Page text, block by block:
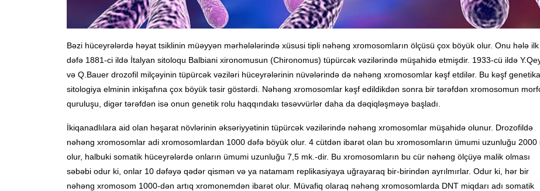
Bəzi hüceyrələrdə həyat tsiklinin müəyyən mərhələlərində xüsusi tipli nəhəng xromosomların ölçüsü çox böyük olur. Onu hələ ilk
dəfə 1881-ci ildə İtalyan sitoloqu Balbiani xironomusun (Chironomus) tüpürcək vəzilərində müşahidə etmişdir. 1933-cü ildə
və Q.Bauer drozofil milçəyinin tüpürcək vəziləri hüceyrələrinin nüvələrində də nəhəng xromosomlar kəşf etdilər. Bu kəşf
sitologiya elminin inkişafına çox böyük təsir göstərdi. Nəhəng xromosomlar kəşf edildikdən sonra bir tərəfdən xromosomun
quruluşu, digər tərəfdən isə onun genetik rolu haqqındakı təsəvvürlər daha da dəqiqləşməyə başladı.
İkiqanadlılara aid olan həşarat növlərinin əksəriyyətinin tüpürcək vəzilərində nəhəng xromosomlar müşahidə olunur. Drozofildə
nəhəng xromosomlar adi xromosomlardan 1000 dəfə böyük olur. 4 cütdən ibarət olan bu xromosomların ümumi uzunluğu 2000
olur, halbuki somatik hüceyrələrdə onların ümumi uzunluğu 7,5 mk.-dir. Bu xromosomların bu cür nəhəng ölçüyə malik olması
səbəbi odur ki, onlar 10 dəfəyə qədər qismən və ya natamam replikasiyaya uğrayaraq bir-birindən ayrılmırlar. Odur ki, hər bir
nəhəng xromosom 1000-dən artıq xromonemdən ibarət olur. Müvafiq olaraq nəhəng xromosomlarda DNT miqdarı adı somatik